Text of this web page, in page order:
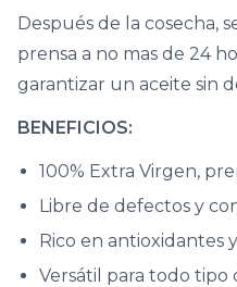
Después de la cosecha,
prensa a no mas de 24
garantizar un aceite sin
BENEFICIOS:
100% Extra Virgen,
Libre de defectos y
Rico en antioxidantes
Versátil para todo tipo